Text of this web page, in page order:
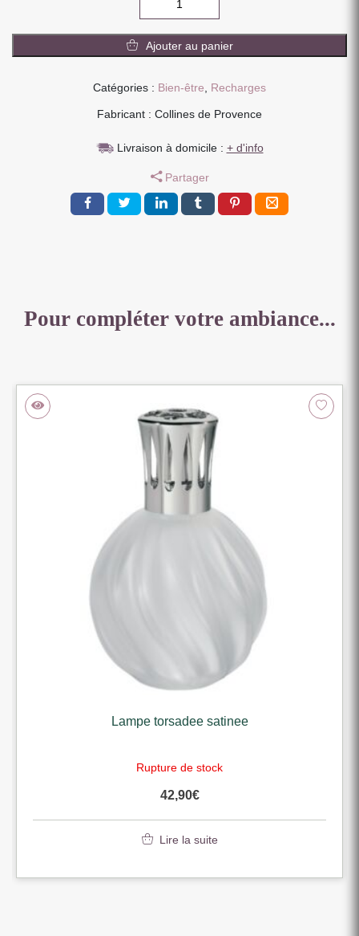
SENTEUR
SENTEUR
MARIN
Ajouter au panier
Catégories : Bien-être, Recharges
Fabricant : Collines de Provence
Livraison à domicile : + d'info
Partager
Pour compléter votre ambiance...
Lampe torsadee satinee
Rupture de stock
42,90€
Lire la suite